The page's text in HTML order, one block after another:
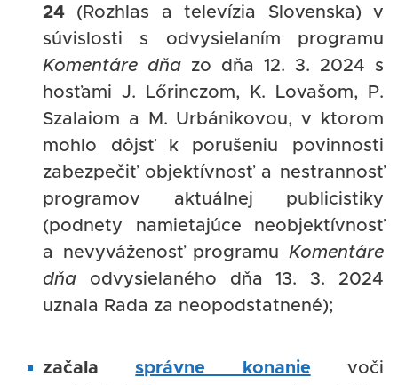
24 (Rozhlas a televízia Slovenska) v
súvislosti s odvysielaním programu
Komentáre dňa zo dňa 12. 3. 2024 s
hosťami J. Lőrinczom, K. Lovašom, P.
Szalaiom a M. Urbánikovou, v ktorom
mohlo dôjsť k porušeniu povinnosti
zabezpečiť objektívnosť a nestrannosť
programov aktuálnej publicistiky
(podnety namietajúce neobjektívnosť
a nevyváženosť programu Komentáre
dňa odvysielaného dňa 13. 3. 2024
uznala Rada za neopodstatnené);
začalasprávne konanie voči